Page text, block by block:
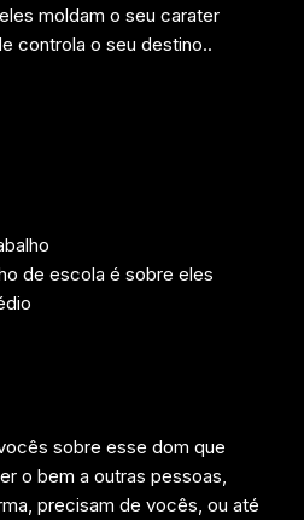
moldam o seu carater
controla o seu destino..
de escola é sobre eles
sobre esse dom que
o bem a outras pessoas,
precisam de vocês, ou até